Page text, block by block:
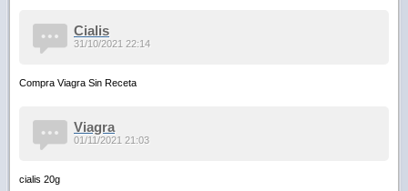
Cialis
Compra Viagra Sin Receta
31/10/2021 22:14
Viagra
cialis 20g
01/11/2021 21:03